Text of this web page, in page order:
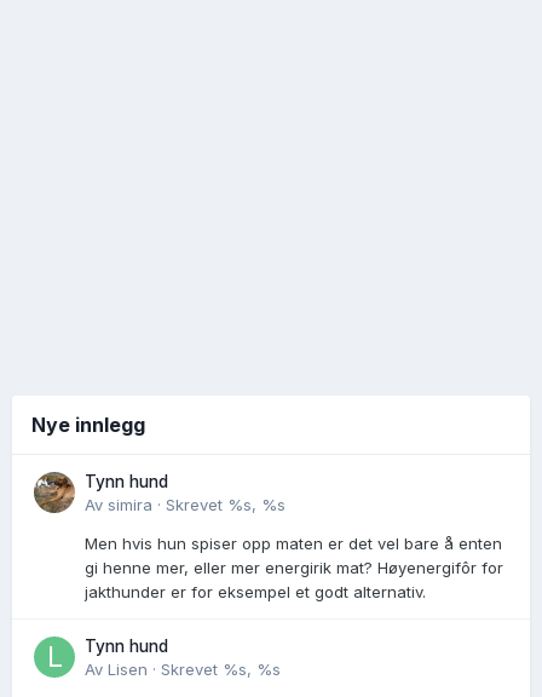
Nye innlegg
Tynn hund
Av simira · Skrevet %s, %s
Men hvis hun spiser opp maten er det vel bare å enten
gi henne mer, eller mer energirik mat? Høyenergifôr for
jakthunder er for eksempel et godt alternativ.
Tynn hund
Av Lisen · Skrevet %s, %s